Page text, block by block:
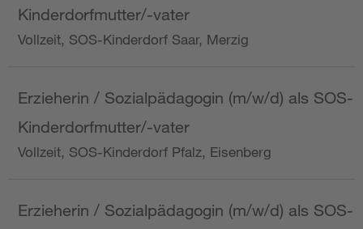
Kinderdorfmutter/-vater
Vollzeit, SOS-Kinderdorf Saar, Merzig
Erzieherin / Sozialpädagogin (m/w/d) als SOS-
Kinderdorfmutter/-vater
Vollzeit, SOS-Kinderdorf Pfalz, Eisenberg
Erzieherin / Sozialpädagogin (m/w/d) als SOS-